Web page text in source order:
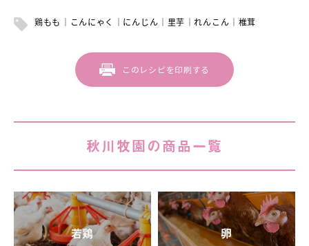
鶏もも こんにゃく にんじん 里芋 れんこん 椎茸
このレシピを印刷する
秋川牧園の商品一覧
若鶏 卵